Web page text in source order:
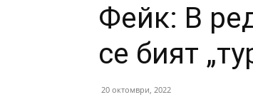
Фейк: В
се бият
20 октомври, 2022